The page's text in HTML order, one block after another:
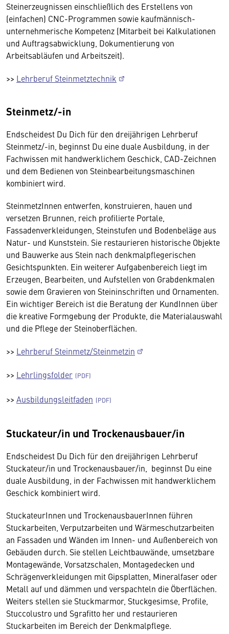
Steinerzeugnissen einschließlich des Erstellens von
(einfachen) CNC-Programmen sowie kaufmännisch-
unternehmerische Kompetenz (Mitarbeit bei Kalkulationen
und Auftragsabwicklung, Dokumentierung von
Arbeitsabläufen und Arbeitszeit).
>> Lehrberuf Steinmetztechnik
Steinmetz/-in
Endscheidest Du Dich für den dreijährigen Lehrberuf
Steinmetz/-in, beginnst Du eine duale Ausbildung, in der
Fachwissen mit handwerklichem Geschick, CAD-Zeichnen
und dem Bedienen von Steinbearbeitungsmaschinen
kombiniert wird.
SteinmetzInnen entwerfen, konstruieren, hauen und
versetzen Brunnen, reich profilierte Portale,
Fassadenverkleidungen, Steinstufen und Bodenbeläge aus
Natur- und Kunststein. Sie restaurieren historische Objekte
und Bauwerke aus Stein nach denkmalpflegerischen
Gesichtspunkten. Ein weiterer Aufgabenbereich liegt im
Erzeugen, Bearbeiten, und Aufstellen von Grabdenkmalen
sowie dem Gravieren von Steininschriften und Ornamenten.
Ein wichtiger Bereich ist die Beratung der KundInnen über
die kreative Formgebung der Produkte, die Materialauswahl
und die Pflege der Steinoberflächen.
>> Lehrberuf Steinmetz/Steinmetzin
>> Lehrlingsfolder
>> Ausbildungsleitfaden
Stuckateur/in und Trockenausbauer/in
Endscheidest Du Dich für den dreijährigen Lehrberuf
Stuckateur/in und Trockenausbauer/in, beginnst Du eine
duale Ausbildung, in der Fachwissen mit handwerklichem
Geschick kombiniert wird.
StuckateurInnen und TrockenausbauerInnen führen
Stuckarbeiten, Verputzarbeiten und Wärmeschutzarbeiten
an Fassaden und Wänden im Innen- und Außenbereich von
Gebäuden durch. Sie stellen Leichtbauwände, umsetzbare
Montagewände, Vorsatzschalen, Montagedecken und
Schrägenverkleidungen mit Gipsplatten, Mineralfaser oder
Metall auf und dämmen und verspachteln die Öberflächen.
Weiters stellen sie Stuckmarmor, Stuckgesimse, Profile,
Stuccolustro und Sgrafitto her und restaurieren
Stuckarbeiten im Bereich der Denkmalpflege.